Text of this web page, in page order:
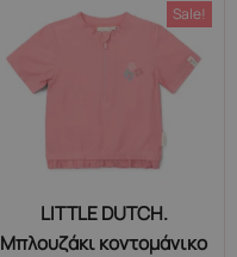
Sale!
LITTLE DUTCH.
Μπλουζάκι κοντομάνικο